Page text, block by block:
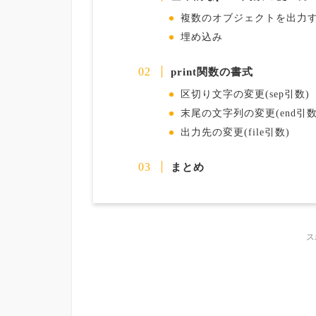
複数のオブジェクトを出力
埋め込み
print関数の書式
区切り文字の変更(sep引数)
末尾の文字列の変更(end引
出力先の変更(file引数)
まとめ